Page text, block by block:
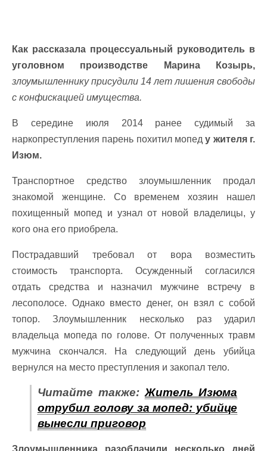
Как рассказала процессуальный руководитель в
уголовном производстве Марина Козырь,
злоумышленнику присудили 14 лет лишения свободы
с конфискацией имущества.
В середине июля 2014 ранее судимый за
наркопреступления парень похитил мопеду жителя г.
Изюм.
Транспортное средство злоумышленник продал
знакомой женщине. Со временем хозяин нашел
похищенный мопед и узнал от новой владелицы, у
кого она его приобрела.
Пострадавший требовал от вора возместить
стоимость транспорта. Осужденный согласился
отдать средства и назначил мужчине встречу в
лесополосе. Однако вместо денег, он взял с собой
топор. Злоумышленник несколько раз ударил
владельца мопеда по голове. От полученных травм
мужчина скончался. На следующий день убийца
вернулся на место преступления и закопал тело.
Читайте также: Житель Изюма
отрубил голову за мопед: убийце
вынесли приговор
Злоумышленника разоблачили несколько дней